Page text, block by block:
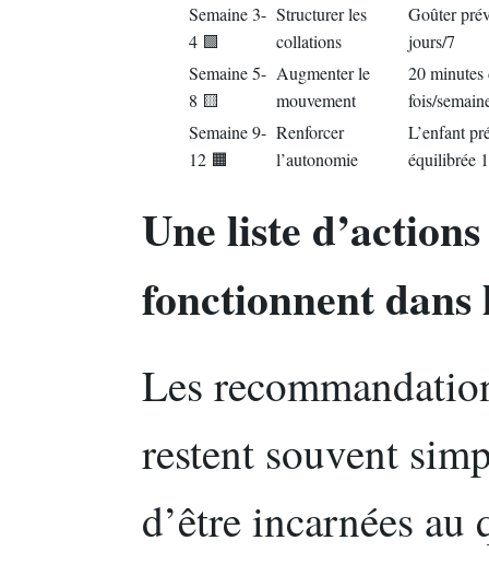
Semaine 3-
4 🟩
Structurer les
collations
Goûter
jours/7
Semaine 5-
8 🟨
Augmenter le
mouvement
20
fois/
Semaine 9-
12 🟧
Renforcer
l’autonomie
L’enfant
équilibrée
Une liste
fonctionnent
Les
restent souvent
d’être incarnées